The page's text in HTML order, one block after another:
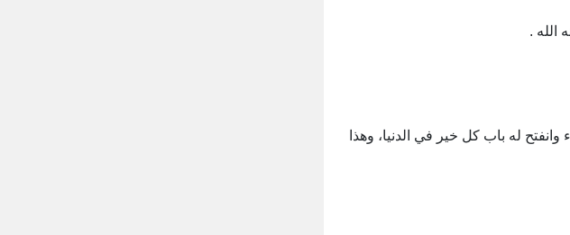
الله .
له باب كل خير في الدنيا، وهذا